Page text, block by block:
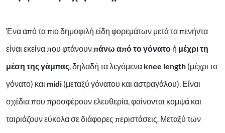
Ένα από τα πιο δημοφιλή είδη φορεμάτων μετά τα πενήντα
είναι εκείνα που φτάνουνπάνω από το γόνατο ή μέχρι τη
μέση της γάμπας, δηλαδή τα λεγόμενα knee length (μέχρι το
γόνατο) και midi (μεταξύ γόνατου και αστραγάλου). Είναι
σχέδια που προσφέρουν ελευθερία, φαίνονται κομψά και
ταιριάζουν εύκολα σε διάφορες περιστάσεις. Μεταξύ των